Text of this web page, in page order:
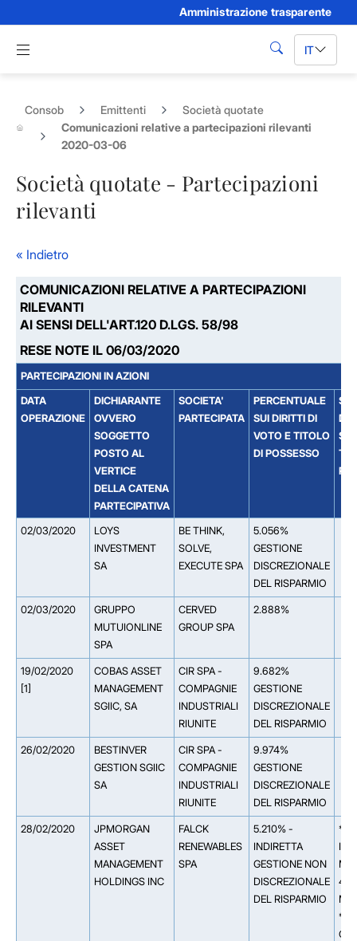
Amministrazione trasparente
Apri menu di navigazione
cerca IT
Consob Emittenti
Società quotate
Comunicazioni relative a partecipazioni rilevanti
2020-03-06
Società quotate - Partecipazioni
rilevanti
« Indietro
COMUNICAZIONI RELATIVE A PARTECIPAZIONI
RILEVANTI
AI SENSI DELL'ART.120 D.LGS. 58/98
RESE NOTE IL 06/03/2020
PARTECIPAZIONI IN AZIONI
DATA
OPERAZIONE
DICHIARANTE
OVVERO
SOGGETTO
POSTO AL
VERTICE
DELLA CATENA
PARTECIPATIVA
SOCIETA'
PARTECIPATA
PERCENTUALE
SUI DIRITTI DI
VOTO E TITOLO
DI POSSESSO
02/03/2020
LOYS
INVESTMENT
SA
BE THINK,
SOLVE,
EXECUTE SPA
5.056%
GESTIONE
DISCREZIONALE
DEL RISPARMIO
02/03/2020
GRUPPO
MUTUIONLINE
SPA
CERVED
GROUP SPA
2.888%
19/02/2020
[1]
COBAS ASSET
MANAGEMENT
SGIIC, SA
CIR SPA -
COMPAGNIE
INDUSTRIALI
RIUNITE
9.682%
GESTIONE
DISCREZIONALE
DEL RISPARMIO
26/02/2020
BESTINVER
GESTION SGIIC
SA
CIR SPA -
COMPAGNIE
INDUSTRIALI
RIUNITE
9.974%
GESTIONE
DISCREZIONALE
DEL RISPARMIO
28/02/2020
JPMORGAN
ASSET
MANAGEMENT
HOLDINGS INC
FALCK
RENEWABLES
SPA
5.210% -
INDIRETTA
GESTIONE NON
DISCREZIONALE
DEL RISPARMIO
**
**